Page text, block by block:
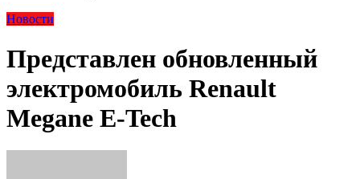
Новости
Представлен обновленный
электромобиль Renault
Megane E-Tech